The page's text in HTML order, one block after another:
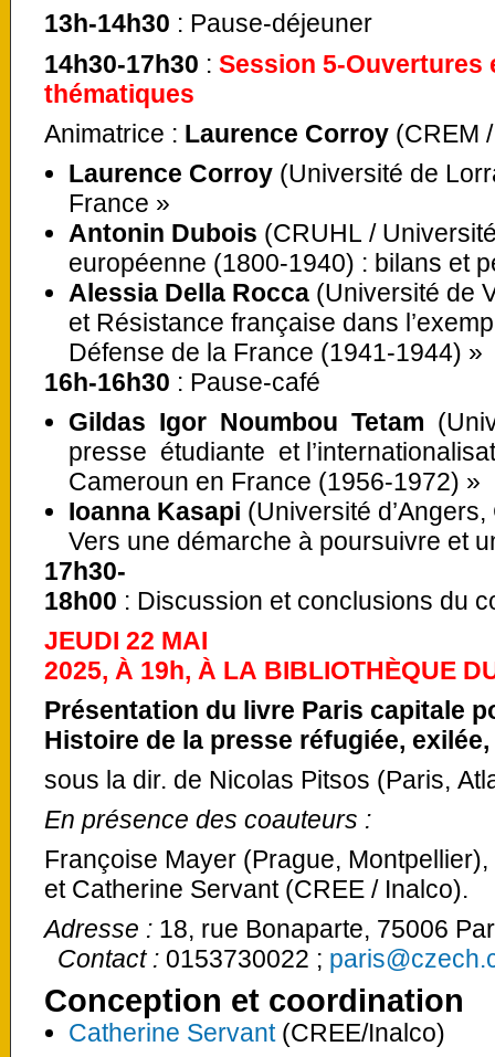
13h-14h30 : Pause-déjeuner
14h30-17h30 : Session 5-Ouvertures
thématiques
Animatrice : Laurence Corroy (CREM
Laurence Corroy (Université de
France »
Antonin Dubois (CRUHL /
européenne (1800-1940) : bilans et
Alessia Della Rocca (Université de
et Résistance française dans
Défense de la France (1941-1944) »
16h-16h30 : Pause-café
Gildas Igor Noumbou Tetam
presse étudiante et
Cameroun en France (1956-1972) »
Ioanna Kasapi (Université
Vers une démarche à poursuivre et
17h30-
18h00 : Discussion et conclusions du
JEUDI 22 MAI
2025, À 19h, À LA BIBLIOTHÈQUE
Présentation du livre Paris capitale
Histoire de la presse réfugiée,
sous la dir. de Nicolas Pitsos (Paris,
En présence des coauteurs :
Françoise Mayer (Prague,
et Catherine Servant (CREE / Inalco).
Adresse : 18, rue Bonaparte,
Contact : 0153730022 ;
Conception et coordination
Catherine Servant(CREE/Inalco)